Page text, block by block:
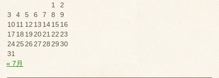
1
2
3
4 5 6 7 8
9
1011 12 13 141516
17 1819 2021 22 23
242526 27 28 29 30
31
« 7月